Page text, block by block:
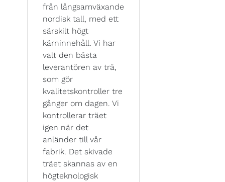
från långsamväxande
nordisk tall, med ett
särskilt högt
kärninnehåll. Vi har
valt den bästa
leverantören av trä,
som gör
kvalitetskontroller tre
gånger om dagen. Vi
kontrollerar träet
igen när det
anländer till vår
fabrik. Det skivade
träet skannas av en
högteknologisk